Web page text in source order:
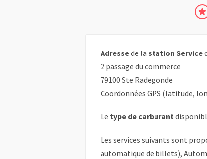
Adressede la station Service
2 passage du commerce
79100 Ste Radegonde
Coordonnées GPS (latitude,
Le type de carburant
Les services suivants sont
automatique de billets),